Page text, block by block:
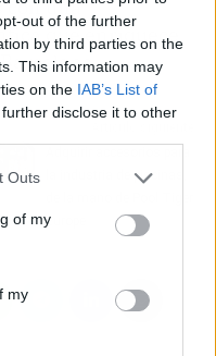
out of the further
by third parties on the
This information may
on the IAB’s List of
disclose it to other
Outs
of my
my
con una
que enriquece
Barcelona.
la industria de piscinas,
Europe